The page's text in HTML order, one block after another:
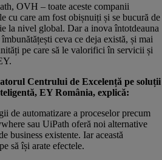
OVH – toate aceste companii
cu care am fost obișnuiți și se bucură de
la nivel global. Dar a inova întotdeauna
ceva ce deja există, și mai
pe care să le valorifici în servicii și
Centrului de Excelență pe soluții
EY România, explică:
de automatizare a proceselor precum
sau UiPath oferă noi alternative
business existente. Iar această
să își arate efectele.